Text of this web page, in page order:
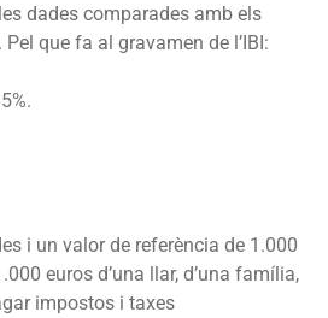
dades comparades amb els
que fa al gravamen de l’IBI:
i un valor de referència de 1.000
euros d’una llar, d’una família,
impostos i taxes